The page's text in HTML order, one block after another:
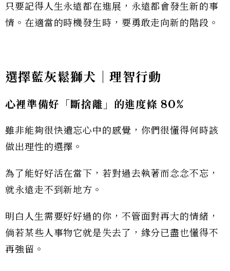
只要記得人生永遠都在進展，永遠都會發生新的事
情。在適當的時機發生時，要勇敢走向新的階段。
選擇藍灰鬆獅犬 ｜理智行動
心裡準備好「斷捨離」的進度條 80%
雖非能夠很快遺忘心中的感覺，你們很懂得何時該
做出理性的選擇。
為了能好好活在當下，若對過去執著而念念不忘，
就永遠走不到新地方。
明白人生需要好好過的你，不管面對再大的情緒，
倘若某些人事物它就是失去了，緣分已盡也懂得不
再強留。